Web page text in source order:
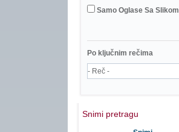
Samo Oglase Sa Slikom
Po ključnim rečima
Snimi pretragu